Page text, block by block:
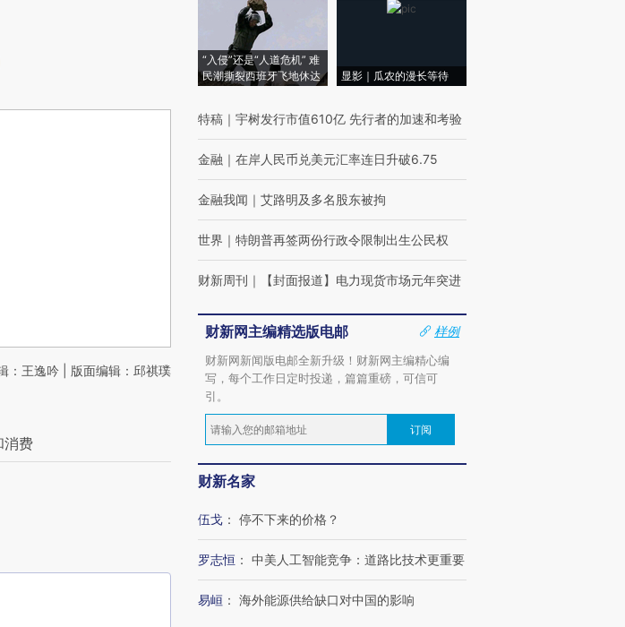
：王逸吟 | 版面编辑：邱祺璞
消费
“入侵”还是“人道危机” 难
民潮撕裂西班牙飞地休达
显影｜瓜农的漫长等待
特稿 ｜ 宇树发行市值610亿 先行者的加速和考验
金融 ｜ 在岸人民币兑美元汇率连日升破6.75
金融我闻 ｜ 艾路明及多名股东被拘
世界 ｜ 特朗普再签两份行政令限制出生公民权
财新周刊 ｜ 【封面报道】电力现货市场元年突进
财新网主编精选版电邮
样例
财新网新闻版电邮全新升级！财新网主编精心编
写，每个工作日定时投递，篇篇重磅，可信可
引。
订阅
财新名家
伍戈 ： 停不下来的价格？
罗志恒 ： 中美人工智能竞争：道路比技术更重要
易峘 ： 海外能源供给缺口对中国的影响